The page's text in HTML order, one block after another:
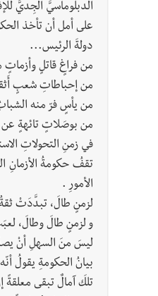
الدبلوماسيَّ الجِديَّ
على أمل أن تأخذ
دولةَ الرئيس...
من فراغٍ قاتلٍ
من إحباطاتِ شعبٍ
من يأسٍ فرّ منه
من بوصَلاتٍ تائهةٍ عن
في زمنِ التحولاتِ
تقفُ حكومةُ الأزمانِ
الأمورِ .
لزمنٍ طالَ، تبدَّدَتْ ثقةُ
و لزمنٍ طالَ وطالَ،
ليسَ منَ السهلِ أنْ
بيانُ الحكومةِ يقولُ
تلكَ آمالٌ تبقى معلقةً